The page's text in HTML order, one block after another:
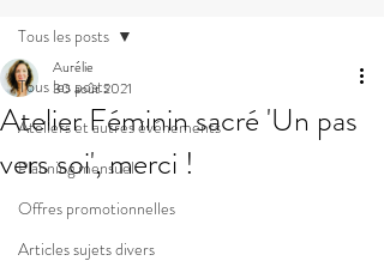
Tous les posts
Ateliers et autres événements
Planning mensuel
Offres promotionnelles
Articles sujets divers
Tous les posts
Atelier Féminin sacré 'Un pas
vers soi', merci !
Aurélie
30 août 2021